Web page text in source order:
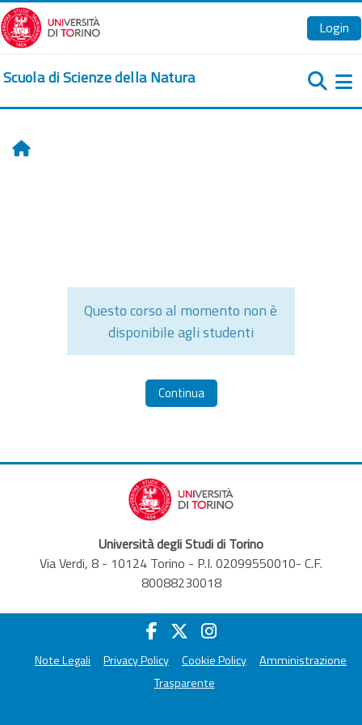
Vai al contenuto principale
Login
Scuola di Scienze della Natura
Home
Questo corso al momento non è
disponibile agli studenti
Continua
Università degli Studi di Torino
Via Verdi, 8 - 10124 Torino - P.I. 02099550010- C.F.
80088230018
Note Legali Privacy Policy Cookie Policy
Amministrazione
Trasparente